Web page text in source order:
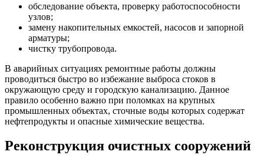
обследование объекта, проверку работоспособности
узлов;
замену накопительных емкостей, насосов и запорной
арматуры;
чистку трубопровода.
В аварийных ситуациях ремонтные работы должны
проводиться быстро во избежание выброса стоков в
окружающую среду и городскую канализацию. Данное
правило особенно важно при поломках на крупных
промышленных объектах, сточные воды которых содержат
нефтепродукты и опасные химические вещества.
Реконструкция очистных сооружений